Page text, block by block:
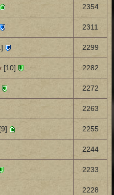
2354
2311
2299
[10] 2282
2272
2263
[9] 2255
2244
2233
2228